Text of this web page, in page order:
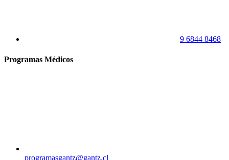
9 6844 8468
Programas Médicos
programasgantz@gantz.cl